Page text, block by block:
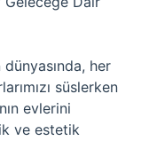
her
süslerken
evlerini
ve estetik